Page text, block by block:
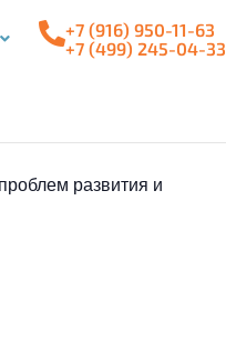
+7 (916) 950-11-63
+7 (499) 245-04-33
развития и